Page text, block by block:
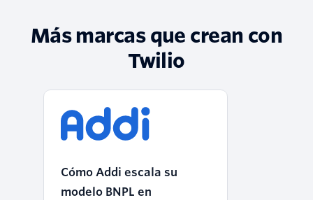
Más marcas que crean con
Twilio
Cómo Addi escala su
modelo BNPL en